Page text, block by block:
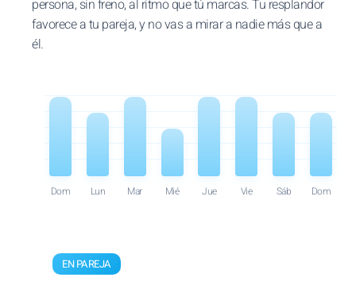
persona, sin freno, al ritmo que tú marcas. Tu resplandor
favorece a tu pareja, y no vas a mirar a nadie más que a
él.
Dom Lun Mar Mié Jue Vie Sáb Dom
EN PAREJA